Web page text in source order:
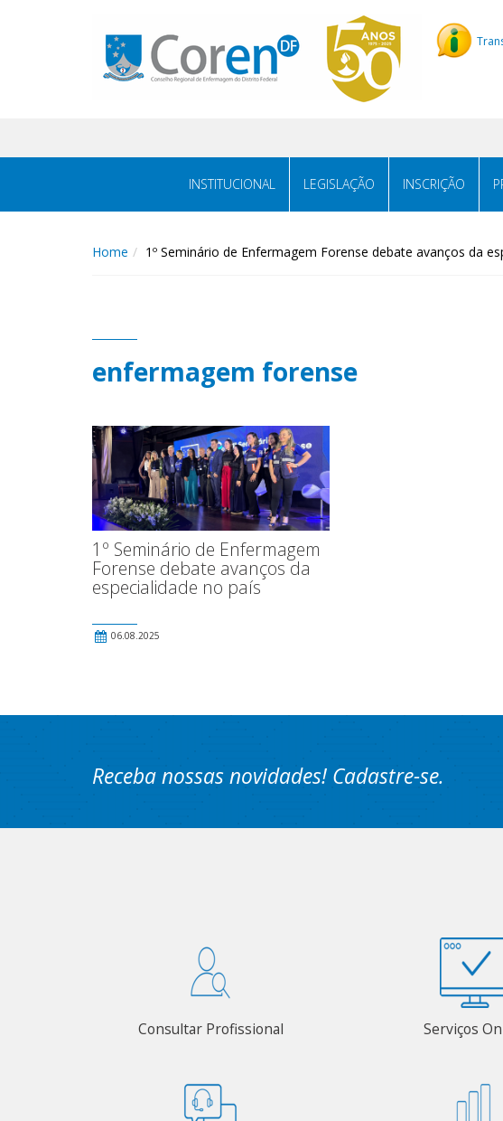
INSTITUCIONAL LEGISLAÇÃO INSCRIÇÃO
Home 1º Seminário de Enfermagem Forense debate avanços da
enfermagem forense
1º Seminário de Enfermagem
Forense debate avanços da
especialidade no país
06.08.2025
Receba nossas novidades! Cadastre-se.
Consultar Profissional Serviços